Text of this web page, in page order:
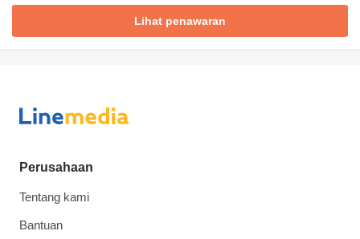
Lihat penawaran
Perusahaan
Tentang kami
Bantuan